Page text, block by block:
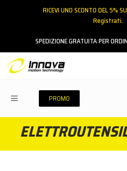
RICEVI UNO SCONTO DEL 5%
Registrati.
SPEDIZIONE GRATUITA PER
PROMO
ACCEDI
Hai dimenticato la password?